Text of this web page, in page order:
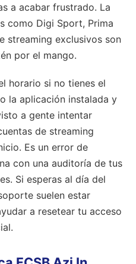
a acabar frustrado. La
como Digi Sport, Prima
streaming exclusivos son
por el mango.
horario si no tienes el
la aplicación instalada y
a gente intentar
de streaming
Es un error de
con una auditoría de tus
Si esperas al día del
suelen estar
a resetear tu acceso